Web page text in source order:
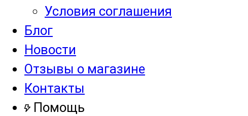
Условия соглашения
Блог
Новости
Отзывы о магазине
Контакты
Помощь